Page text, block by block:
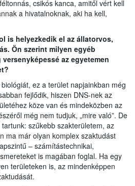
csikós kanca, amitől vért kell
a hivatalnoknak, aki ha kell,
is helyezkedik el az állatorvos,
Ön szerint milyen egyéb
az egyetemen
ez a terület napjainkban még
fejlődik, hiszen DNS-nek az
köze van és mindeközben az
még nem tudjuk, „mire való”. De
szűkebb szakterületem, az
ma már olyan komplex szaktudást
– számítástechnikai,
is magában foglal. Ha egy
területeken is, az mindenképpen